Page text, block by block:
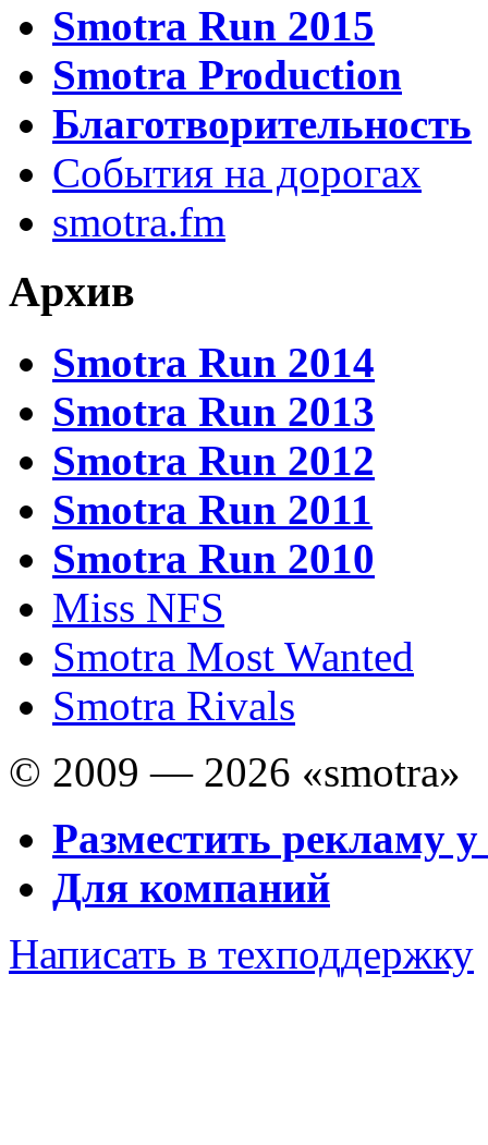
Smotra Run 2015
Smotra Production
Благотворительность
События на дорогах
smotra.fm
Архив
Smotra Run 2014
Smotra Run 2013
Smotra Run 2012
Smotra Run 2011
Smotra Run 2010
Miss NFS
Smotra Most Wanted
Smotra Rivals
© 2009 — 2026 «smotra»
Разместить рекламу у
Для компаний
Написать в техподдержку